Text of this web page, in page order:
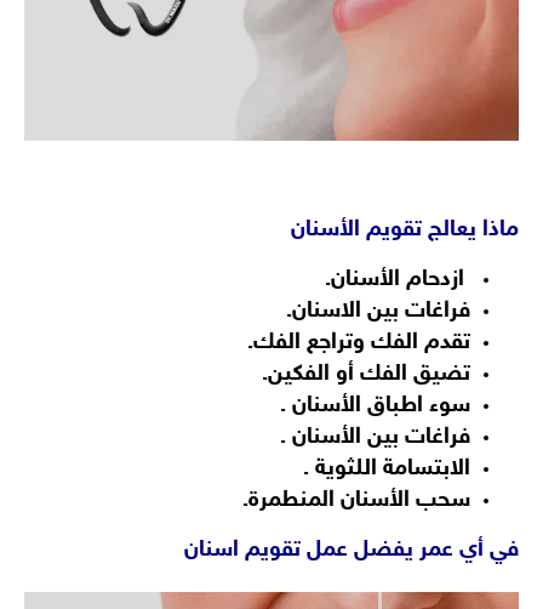
ماذا يعالج تقويم الأسنان
ازدحام الأسنان.
فراغات بين الاسنان.
تقدم الفك وتراجع الفك.
تضيق الفك أو الفكين.
سوء اطباق الأسنان .
فراغات بين الأسنان .
الابتسامة اللثوية .
سحب الأسنان المنطمرة.
في أي عمر يفضل عمل تقويم اسنان